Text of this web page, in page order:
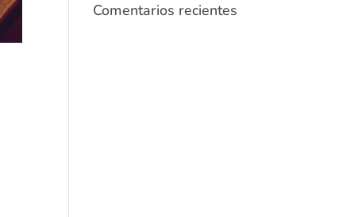
Comentarios recientes